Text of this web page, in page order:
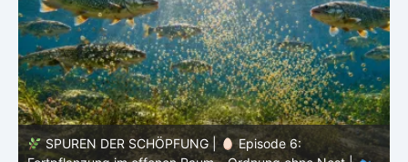
SPUREN DER SCHÖPFUNG |
Episode 5: Schutz ohne